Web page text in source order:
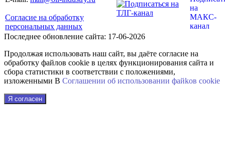
Согласие на обработку
персональных данных
Последнее обновление сайта: 17-06-2026
Продолжая использовать наш сайт, вы даёте согласие на
обработку файлов cookie в целях функционирования сайта и
сбора статистики в соответствии с положениями,
изложенными В Соглашении об использовании файkов cookie
Я согласен